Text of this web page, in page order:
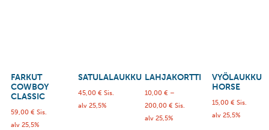
FARKUT
COWBOY
CLASSIC
59,00 € Sis.
alv 25,5%
SATULALAUKKU
45,00 € Sis.
alv 25,5%
LAHJAKORTTI
10,00€ –
200,00€ Sis.
alv 25,5%
VYÖLAUKKU
HORSE
15,00 € Sis.
alv 25,5%